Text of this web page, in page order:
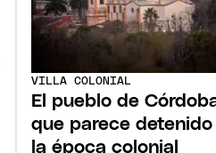
VILLA COLONIAL
El pueblo de
que parece detenido
la época colonial